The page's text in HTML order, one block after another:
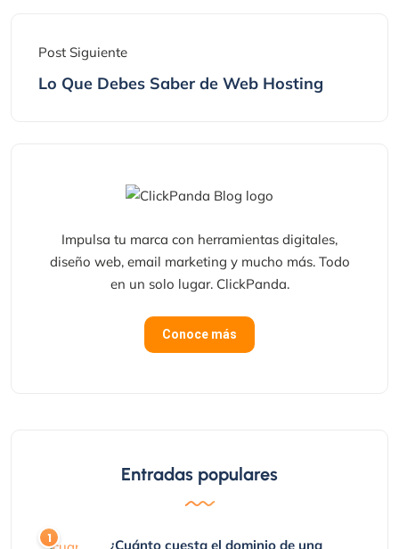
Post Siguiente
Lo Que Debes Saber de Web Hosting
Impulsa tu marca con herramientas digitales,
diseño web, email marketing y mucho más. Todo
en un solo lugar. ClickPanda.
Conoce más
Entradas populares
¿Cuánto cuesta el dominio de una